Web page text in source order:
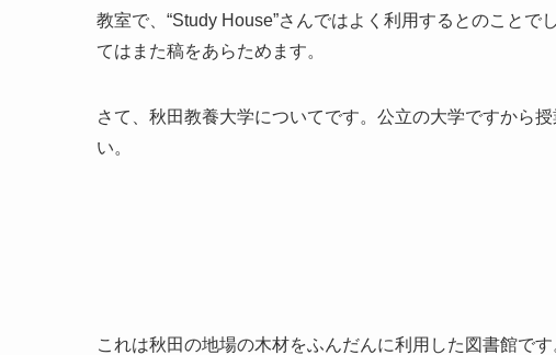
教室で、“Study House”さんではよく利用するとのことで
てはまた稿をあらためます。
さて、秋田教養大学についてです。公立の大学ですから
い。
これは秋田の地場の木材をふんだんに利用した図書館で